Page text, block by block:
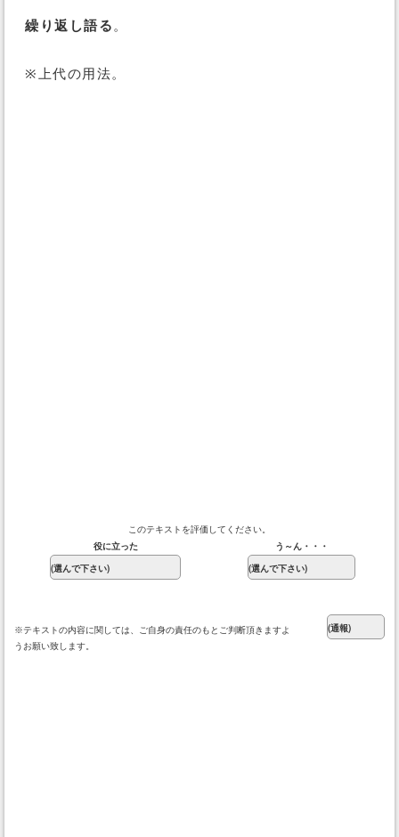
繰り返し語る 。
※上代の用法。
このテキストを評価してください。
役に立った
う～ん・・・
※テキストの内容に関しては、ご自身の責任のもとご判断頂きますよ
うお願い致します。